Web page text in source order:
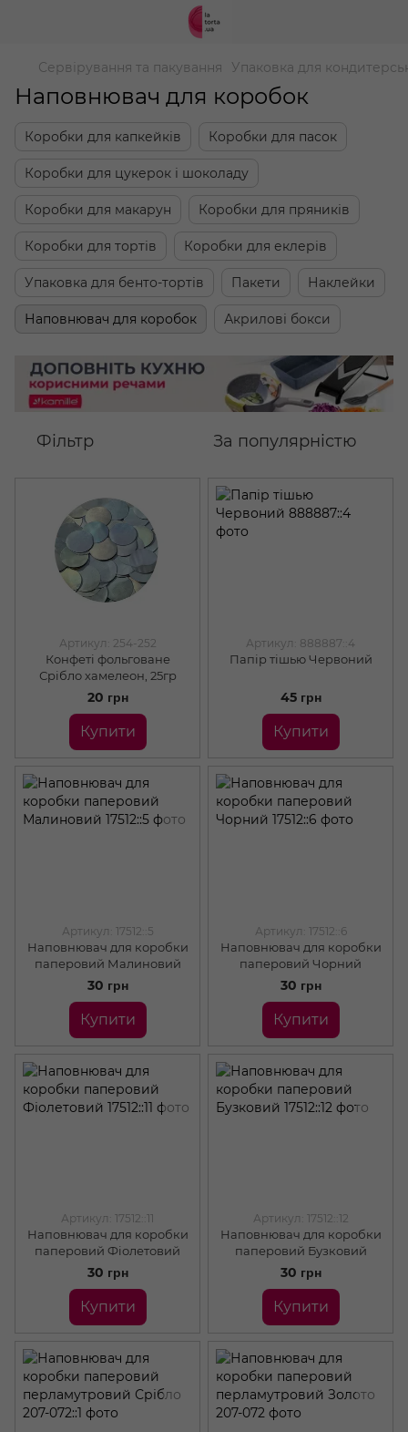
Сервірування та пакування Упаковка для
Наповнювач для коробок
Коробки для капкейків Коробки для пасок
Коробки для цукерок і шоколаду
Коробки для макарун Коробки для пряників
Коробки для тортів Коробки для еклерів
Упаковка для бенто-тортів Пакети Наклейки
Наповнювач для коробок Акрилові бокси
Фільтр За популярністю
Артикул: 254-252
Конфеті фольговане
Срібло хамелеон, 25гр
20 грн
Купити
Артикул: 888887::4
Папір тішью Червоний
45 грн
Купити
Артикул: 17512::5
Наповнювач для коробки
паперовий Малиновий
30 грн
Купити
Артикул: 17512::6
Наповнювач для коробки
паперовий Чорний
30 грн
Купити
Артикул: 17512::11
Наповнювач для коробки
паперовий Фіолетовий
30 грн
Купити
Артикул: 17512::12
Наповнювач для коробки
паперовий Бузковий
30 грн
Купити